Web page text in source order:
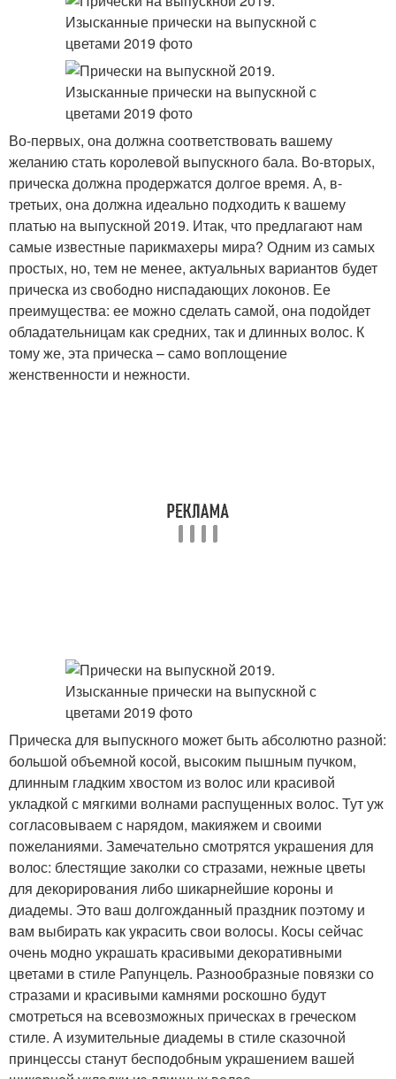
Во-первых, она должна соответствовать вашему
желанию стать королевой выпускного бала. Во-вторых,
прическа должна продержатся долгое время. А, в-
третьих, она должна идеально подходить к вашему
платью на выпускной 2019. Итак, что предлагают нам
самые известные парикмахеры мира? Одним из самых
простых, но, тем не менее, актуальных вариантов будет
прическа из свободно ниспадающих локонов. Ее
преимущества: ее можно сделать самой, она подойдет
обладательницам как средних, так и длинных волос. К
тому же, эта прическа – само воплощение
женственности и нежности.
Прическа для выпускного может быть абсолютно разной:
большой объемной косой, высоким пышным пучком,
длинным гладким хвостом из волос или красивой
укладкой с мягкими волнами распущенных волос. Тут уж
согласовываем с нарядом, макияжем и своими
пожеланиями. Замечательно смотрятся украшения для
волос: блестящие заколки со стразами, нежные цветы
для декорирования либо шикарнейшие короны и
диадемы. Это ваш долгожданный праздник поэтому и
вам выбирать как украсить свои волосы. Косы сейчас
очень модно украшать красивыми декоративными
цветами в стиле Рапунцель. Разнообразные повязки со
стразами и красивыми камнями роскошно будут
смотреться на всевозможных прическах в греческом
стиле. А изумительные диадемы в стиле сказочной
принцессы станут бесподобным украшением вашей